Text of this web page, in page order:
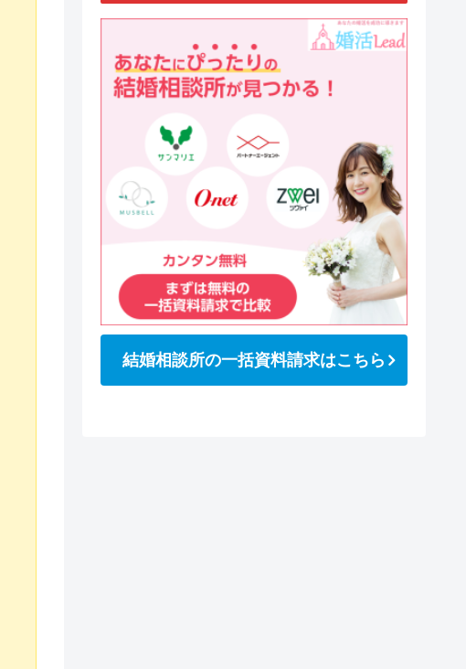
結婚相談所の一括資料請求はこちら